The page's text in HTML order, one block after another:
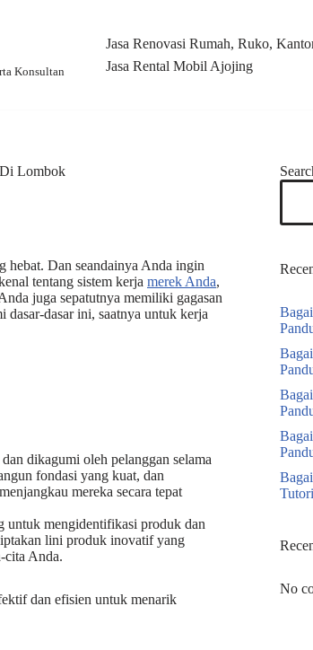
Konsultan
Jasa Renovasi Rumah, Ruko,
Jasa Rental Mobil Ajojing
Lombok
hebat. Dan seandainya Anda ingin
tentang sistem kerja merek Anda,
juga sepatutnya memiliki gagasan
dasar ini, saatnya untuk kerja
dikagumi oleh pelanggan selama
fondasi yang kuat, dan
mereka secara tepat
untuk mengidentifikasi produk dan
lini produk inovatif yang
cita Anda.
dan efisien untuk menarik
No